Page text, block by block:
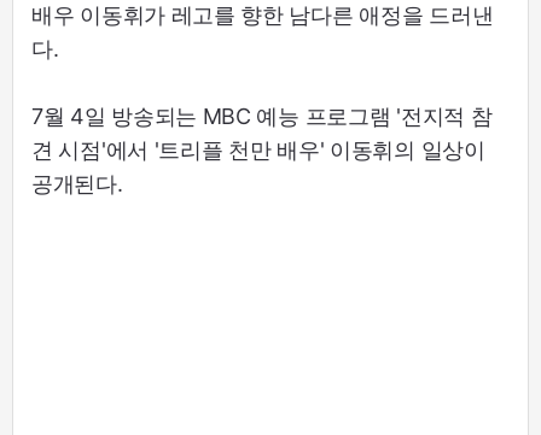
배우 이동휘가 레고를 향한 남다른 애정을 드러낸
다.
7월 4일 방송되는 MBC 예능 프로그램 '전지적 참
견 시점'에서 '트리플 천만 배우' 이동휘의 일상이
공개된다.